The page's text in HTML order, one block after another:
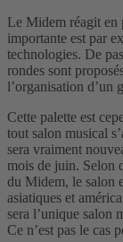
Le Midem réagit en
importante est par
technologies. De
rondes sont
l’organisation d’un
Cette palette est
tout salon musical
sera vraiment
mois de juin. Selon
du Midem, le salon
asiatiques et
sera l’unique salon
Ce n’est pas le cas